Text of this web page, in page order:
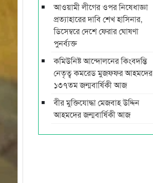
আওয়ামী লীগের ওপর নিষেধাজ্ঞা
প্রত্যাহারের দাবি শেখ হাসিনার,
ডিসেম্বরে দেশে ফেরার ঘোষণা
পুনর্ব্যক্ত
কমিউনিষ্ট আন্দোলনের কিংবদন্তি
নেতৃত্ব কমরেড মুজফ্ফর আহমদের
১৩৭তম জন্মবার্ষিকী আজ
বীর মুক্তিযোদ্ধা মেজবাহ উদ্দিন
আহমদের জন্মবার্ষিকী আজ